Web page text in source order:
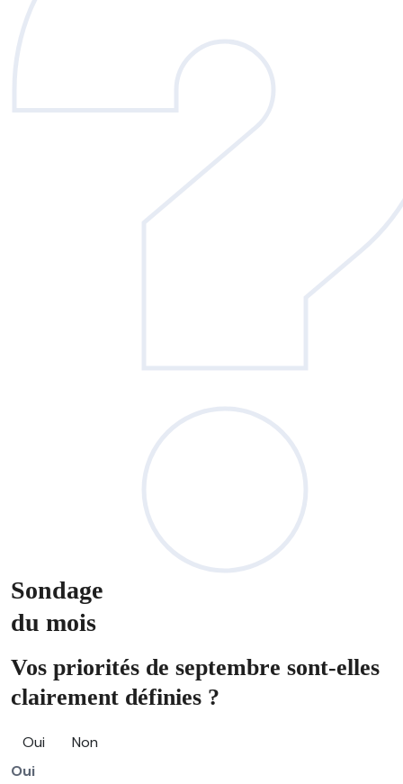
Sondage
du mois
Vos priorités de septembre sont-elles
clairement définies ?
Oui
Non
Oui